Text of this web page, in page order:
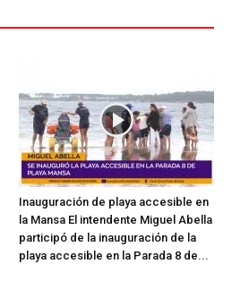
Inauguración de playa accesible en
la Mansa El intendente Miguel Abella
participó de la inauguración de la
playa accesible en la Parada 8 de...